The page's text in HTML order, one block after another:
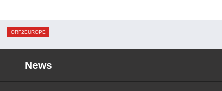
ORF2EUROPE
News